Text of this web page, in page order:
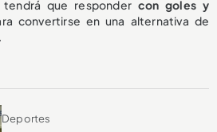
que responder con goles y
convertirse en una alternativa de
Deportes